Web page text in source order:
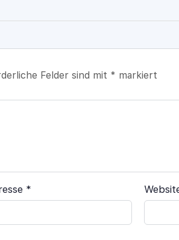
Felder sind mit * markiert
*